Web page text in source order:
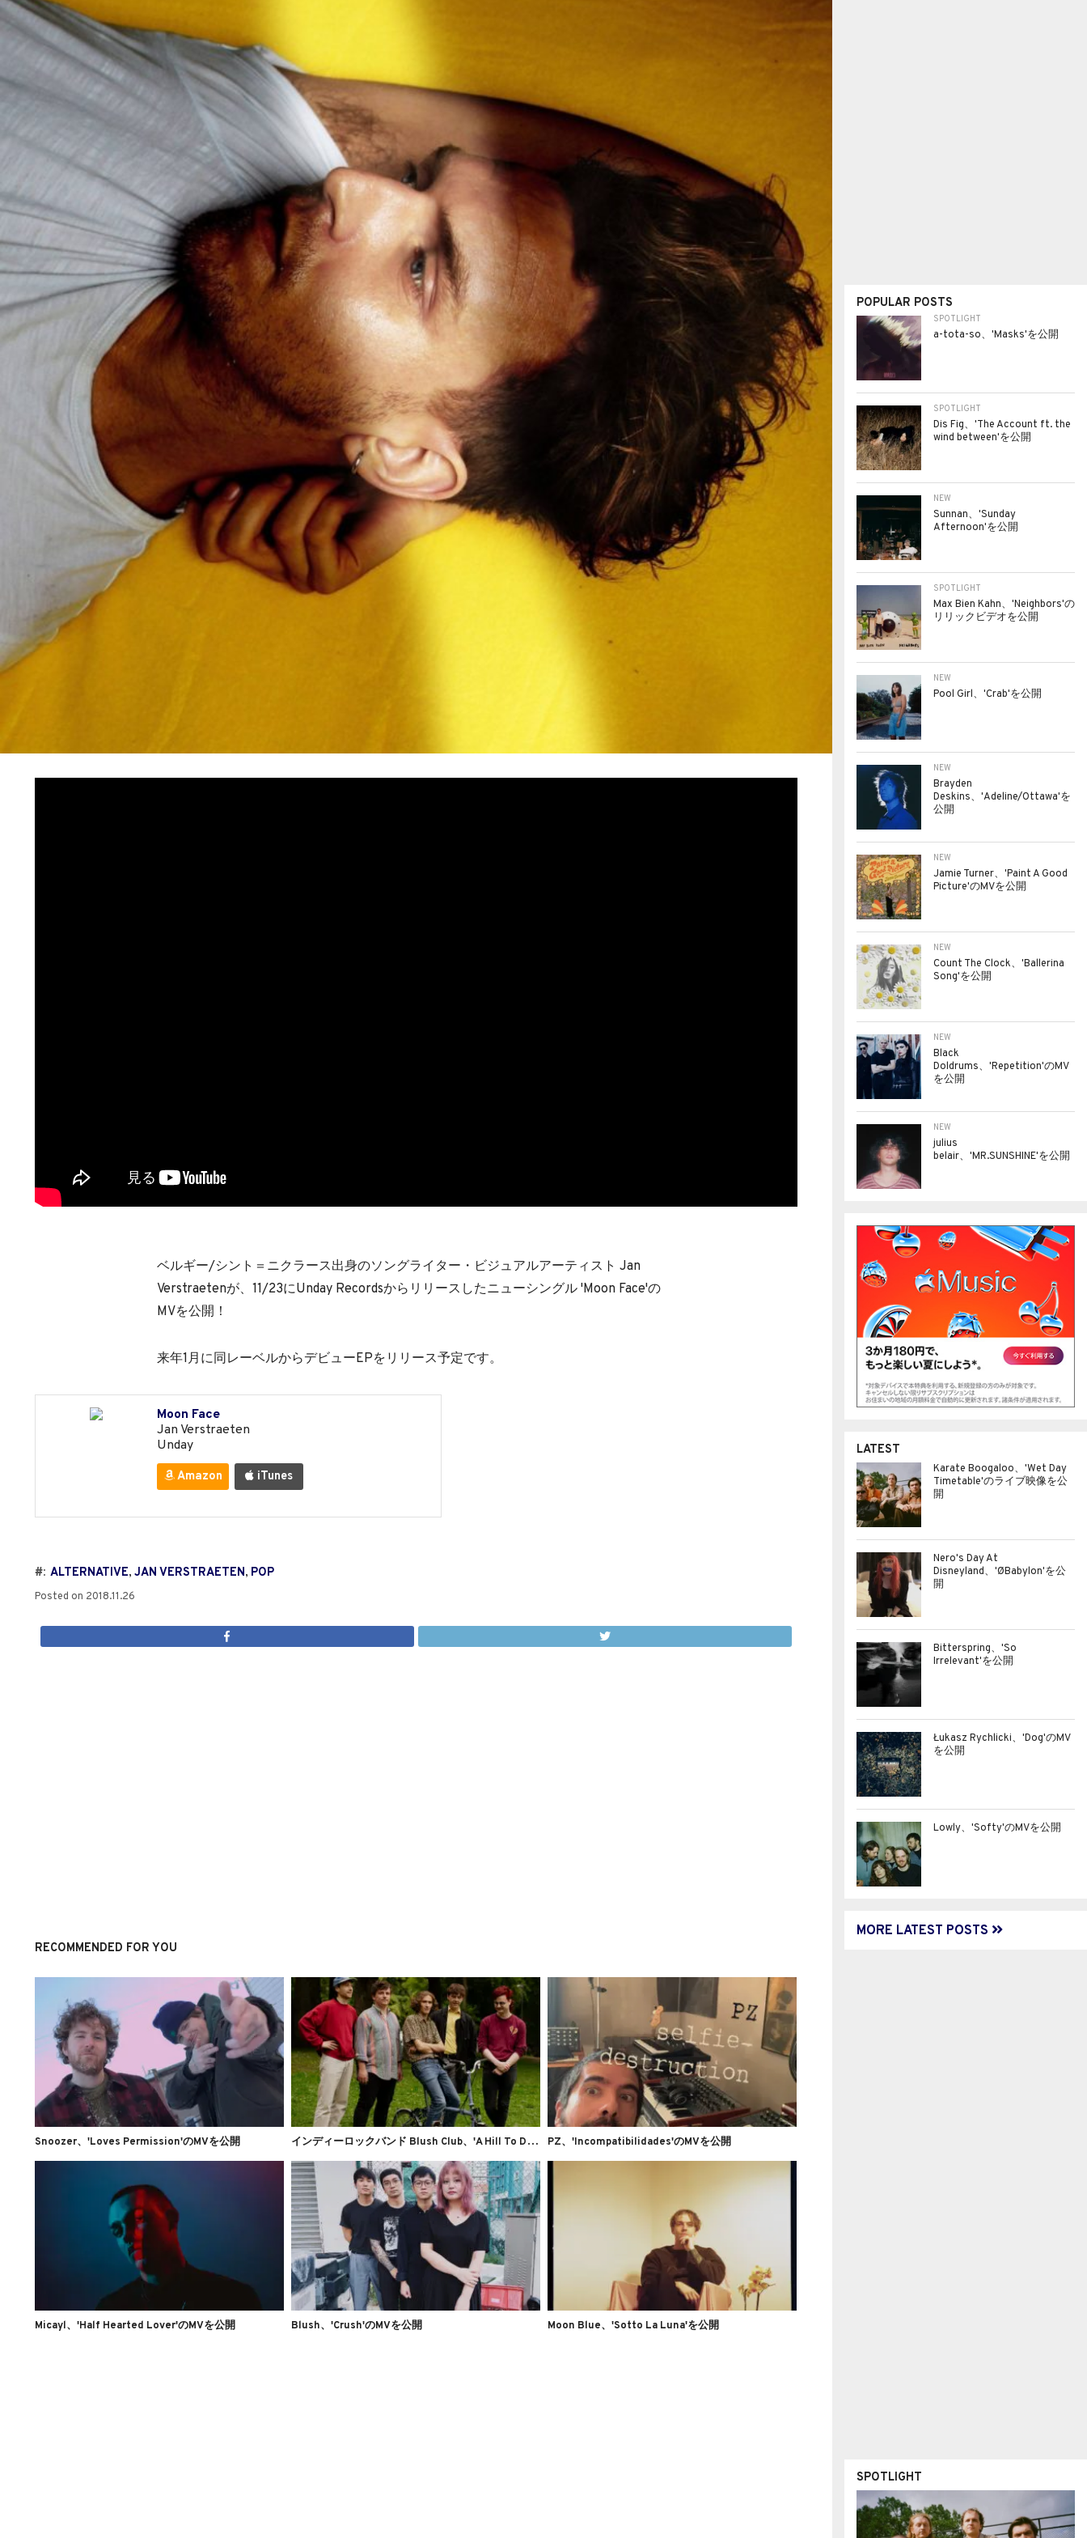
ベルギー/シント＝ニクラース出身のソングライター・ビジュアルアーティスト Jan
Verstraetenが、11/23にUnday Recordsからリリースしたニューシングル 'Moon Face'の
MVを公開！
来年1月に同レーベルからデビューEPをリリース予定です。
Moon Face
Jan Verstraeten
Unday
Amazon iTunes
#: ALTERNATIVE, JAN VERSTRAETEN, POP
Posted on 2018.11.26
RECOMMENDED FOR YOU
Snoozer、'Loves Permission'のMVを公開 イ
ンディーロックバンド Blush Club、'A Hill To Die On'を公開 PZ、'Incompatibilidades'のMVを公開
Micayl、'Half Hearted Lover'のMVを公開 Blush、'Crush'のMVを公開 Moon Blue、'Sotto La Luna'を公開
POPULAR POSTS
SPOTLIGHT
a-tota-so、'Masks'を公開
SPOTLIGHT
Dis Fig、'The Account ft. the
wind between'を公開
NEW
Sunnan、'Sunday
Afternoon'を公開
SPOTLIGHT
Max Bien Kahn、'Neighbors'の
リリックビデオを公開
NEW
Pool Girl、'Crab'を公開
NEW
Brayden
Deskins、'Adeline/Ottawa'を
公開
NEW
Jamie Turner、'Paint A Good
Picture'のMVを公開
NEW
Count The Clock、'Ballerina
Song'を公開
NEW
Black
Doldrums、'Repetition'のMV
を公開
NEW
julius
belair、'MR.SUNSHINE'を公開
LATEST
Karate Boogaloo、'Wet Day
Timetable'のライブ映像を公
開
Nero's Day At
Disneyland、'ØBabylon'を公
開
Bitterspring、'So
Irrelevant'を公開
Łukasz Rychlicki、'Dog'のMV
を公開
Lowly、'Softy'のMVを公開
MORE LATEST POSTS
SPOTLIGHT